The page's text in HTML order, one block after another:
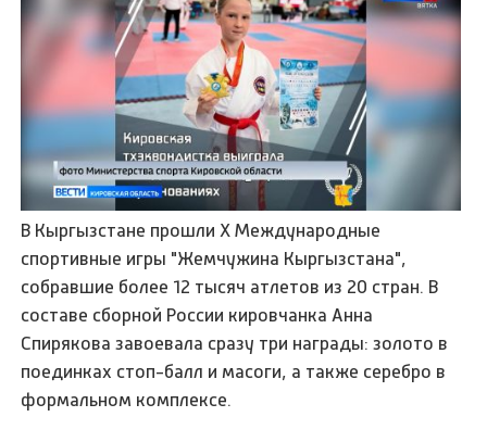
В Кыргызстане прошли X Международные
спортивные игры "Жемчужина Кыргызстана",
собравшие более 12 тысяч атлетов из 20 стран. В
составе сборной России кировчанка Анна
Спирякова завоевала сразу три награды: золото в
поединках стоп-балл и масоги, а также серебро в
формальном комплексе.